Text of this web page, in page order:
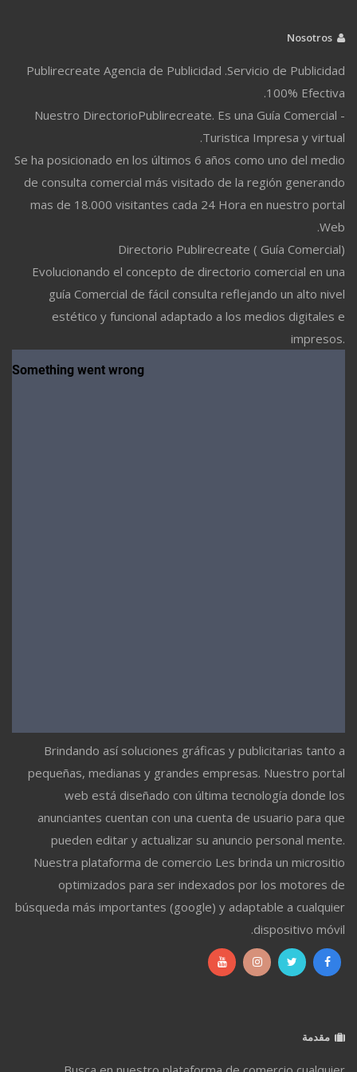
Publirecreate Agencia de Publicidad .Servicio de Publicidad
100% Efectiva.
Nuestro DirectorioPublirecreate. Es una Guía Comercial -
Turistica Impresa y virtual.
Se ha posicionado en los últimos 6 años como uno del medio
de consulta comercial más visitado de la región generando
mas de 18.000 visitantes cada 24 Hora en nuestro portal
Web.
Directorio Publirecreate ( Guía Comercial)
Evolucionando el concepto de directorio comercial en una
guía Comercial de fácil consulta reflejando un alto nivel
estético y funcional adaptado a los medios digitales e
impresos.
Brindando así soluciones gráficas y publicitarias tanto a
pequeñas, medianas y grandes empresas. Nuestro portal
web está diseñado con última tecnología donde los
anunciantes cuentan con una cuenta de usuario para que
pueden editar y actualizar su anuncio personal mente.
Nuestra plataforma de comercio Les brinda un micrositio
optimizados para ser indexados por los motores de
búsqueda más importantes (google) y adaptable a cualquier
dispositivo móvil.
مقدمة